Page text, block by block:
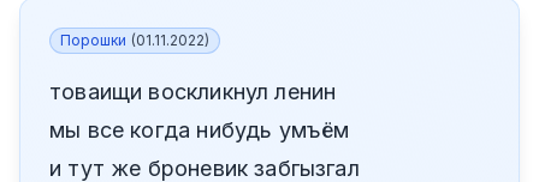
Порошки (01.11.2022)
товаищи воскликнул ленин
мы все когда нибудь умъём
и тут же броневик забгызгал